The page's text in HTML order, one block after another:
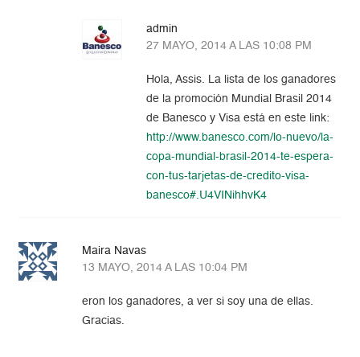
admin
27 MAYO, 2014 A LAS 10:08 PM
Hola, Assis. La lista de los ganadores
de la promoción Mundial Brasil 2014
de Banesco y Visa está en este link:
http://www.banesco.com/lo-nuevo/la-
copa-mundial-brasil-2014-te-espera-
con-tus-tarjetas-de-credito-visa-
banesco#.U4VINihhvK4
Maira Navas
13 MAYO, 2014 A LAS 10:04 PM
eron los ganadores, a ver si soy una de ellas.
Gracias.